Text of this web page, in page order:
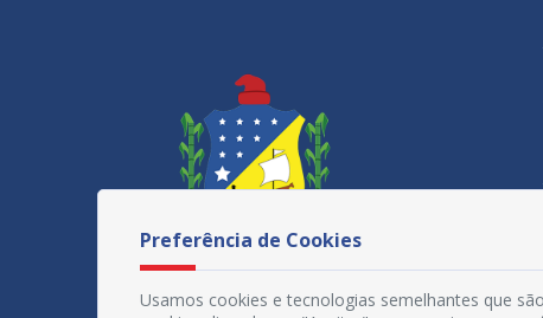
Preferência de Cookies
Usamos cookies e tecnologias semelhantes que